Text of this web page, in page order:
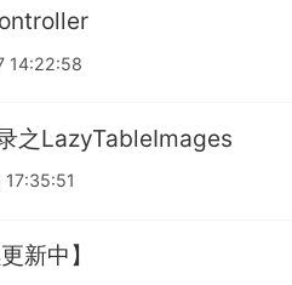
14:22:58
之LazyTableImages
新中】